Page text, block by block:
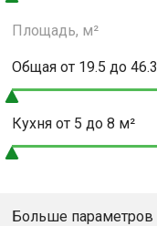
Площадь, м²
Общая от 19.5 до 46.3
Кухня от 5 до 8 м²
Больше параметров